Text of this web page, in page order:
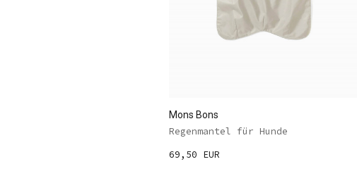
Mons Bons
Regenmantel für Hunde
69,50 EUR